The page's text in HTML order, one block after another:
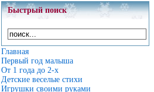
Быстрый поиск
Главная
Первый год малыша
От 1 года до 2-х
Детские веселые стихи
Игрушки своими руками